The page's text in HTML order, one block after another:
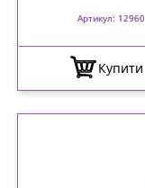
Артикул: 12960
Купити